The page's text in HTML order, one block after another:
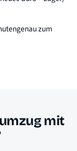
zum
mit